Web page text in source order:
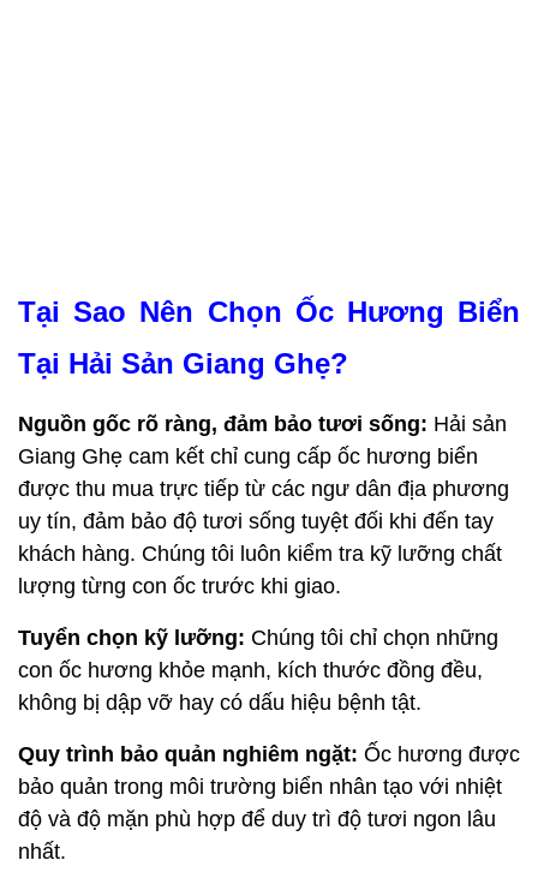
Tại Sao Nên Chọn Ốc Hương Biển
Tại Hải Sản Giang Ghẹ?
Nguồn gốc rõ ràng, đảm bảo tươi sống: Hải sản
Giang Ghẹ cam kết chỉ cung cấp ốc hương biển
được thu mua trực tiếp từ các ngư dân địa phương
uy tín, đảm bảo độ tươi sống tuyệt đối khi đến tay
khách hàng. Chúng tôi luôn kiểm tra kỹ lưỡng chất
lượng từng con ốc trước khi giao.
Tuyển chọn kỹ lưỡng: Chúng tôi chỉ chọn những
con ốc hương khỏe mạnh, kích thước đồng đều,
không bị dập vỡ hay có dấu hiệu bệnh tật.
Quy trình bảo quản nghiêm ngặt: Ốc hương được
bảo quản trong môi trường biển nhân tạo với nhiệt
độ và độ mặn phù hợp để duy trì độ tươi ngon lâu
nhất.